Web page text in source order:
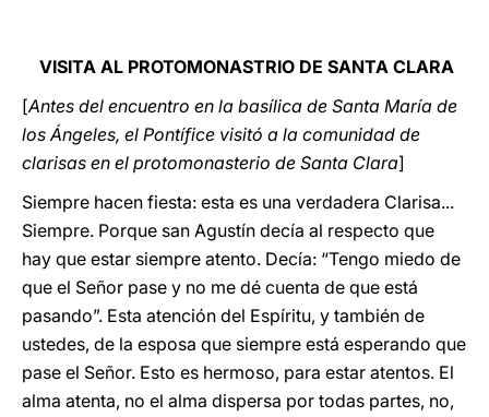
VISITA AL PROTOMONASTRIO DE SANTA CLARA
[Antes del encuentro en la basílica de Santa María de
los Ángeles, el Pontífice visitó a la comunidad de
clarisas en el protomonasterio de Santa Clara]
Siempre hacen fiesta: esta es una verdadera Clarisa...
Siempre. Porque san Agustín decía al respecto que
hay que estar siempre atento. Decía: “Tengo miedo de
que el Señor pase y no me dé cuenta de que está
pasando”. Esta atención del Espíritu, y también de
ustedes, de la esposa que siempre está esperando que
pase el Señor. Esto es hermoso, para estar atentos. El
alma atenta, no el alma dispersa por todas partes, no,